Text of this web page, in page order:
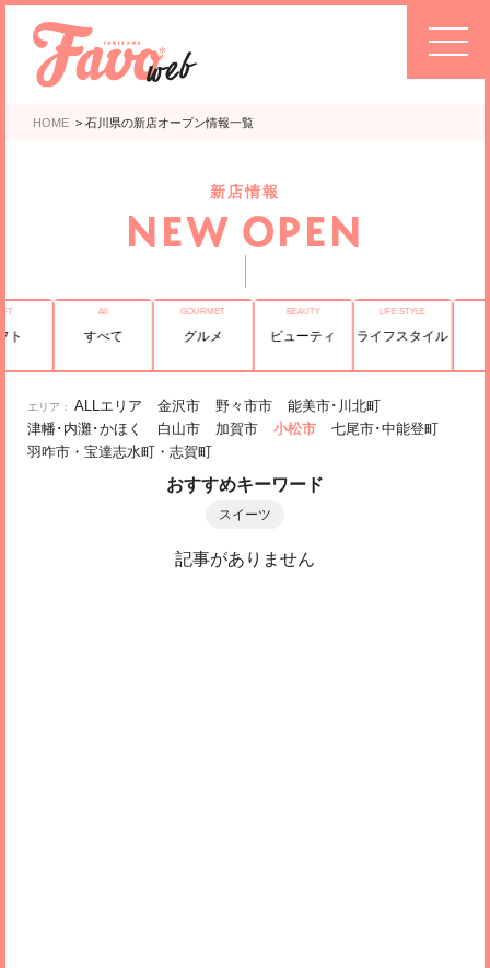
HOME > 石川県の新店オープン情報一覧
新店情報
NEW OPEN
ト すべて グルメ ビューティ ライフスタイル
ALLエリア 金沢市 野々市市
能美市･川北町
津幡･内灘･かほく
白山市 加賀市 小松市
七尾市･中能登町
羽咋市・宝達志水町・志賀町
おすすめキーワード
スイーツ
記事がありません